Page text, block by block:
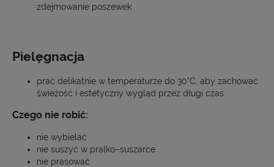
zdejmowanie poszewek
Pielęgnacja
prać delikatnie w temperaturze do 30°C, aby zachować
świeżość i estetyczny wygląd przez długi czas
Czego nie robić:
nie wybielać
nie suszyć w pralko–suszarce
nie prasować